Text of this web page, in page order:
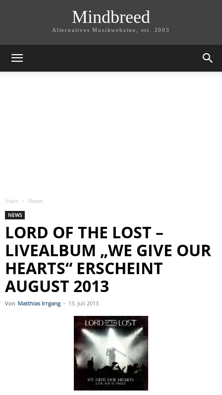
Mindbreed
Alternatives Musikwebzine, est. 2003
Start News
NEWS
LORD OF THE LOST –
LIVEALBUM „WE GIVE OUR
HEARTS“ ERSCHEINT
AUGUST 2013
Von Matthias Irrgang - 13. Juli 2013